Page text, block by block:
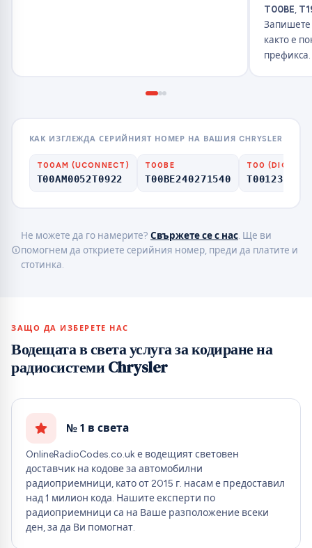
T00BE
Запишете
както е
префикса.
КАК ИЗГЛЕЖДА СЕРИЙНИЯТ НОМЕР НА ВАШИЯ CHRYSLER
T00AM (UCONNECT)
T00AM0052T0922
T00BE
T00BE240271540
T00 (DIGITS
Не можете да го намерите? Свържете се с нас . Ще ви
помогнем да откриете серийния номер, преди да платите и
стотинка.
ЗАЩО ДА ИЗБЕРЕТЕ НАС
Водещата в света услуга за кодиране на
радиосистеми Chrysler
№ 1 в света
OnlineRadioCodes.co.uk е водещият световен
доставчик на кодове за автомобилни
радиоприемници, като от 2015 г. насам е предоставил
над 1 милион кода. Нашите експерти по
радиоприемници са на Ваше разположение всеки
ден, за да Ви помогнат.